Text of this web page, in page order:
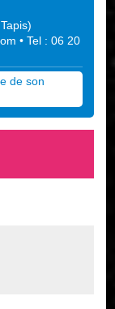
)
• Tel : 06 20
de son